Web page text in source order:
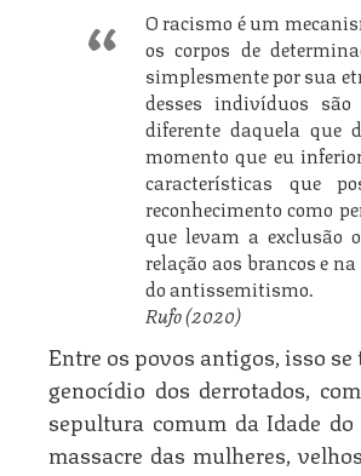
O racismo é um
os corpos de
simplesmente por sua
desses indivíduos
diferente daquela que
momento que eu
características que
reconhecimento como
que levam a exclusão
relação aos brancos e
do antissemitismo.
Rufo (2020)
Entre os povos antigos, isso
genocídio dos derrotados,
sepultura comum da Idade
massacre das mulheres,